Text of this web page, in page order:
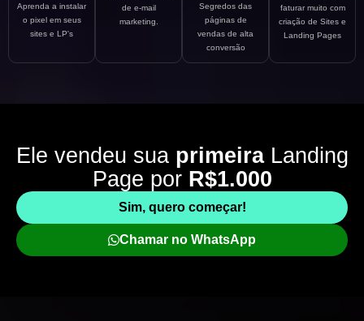
Aprenda a instalar
o pixel em seus
sites e LP's
de e-mail
marketing.
Segredos das
páginas de
vendas de alta
conversão
faturar muito com
criação de Sites e
Landing Pages
Ele vendeu sua primeira Landing
Page por R$1.000
Sim, quero começar!
Chamar no WhatsApp